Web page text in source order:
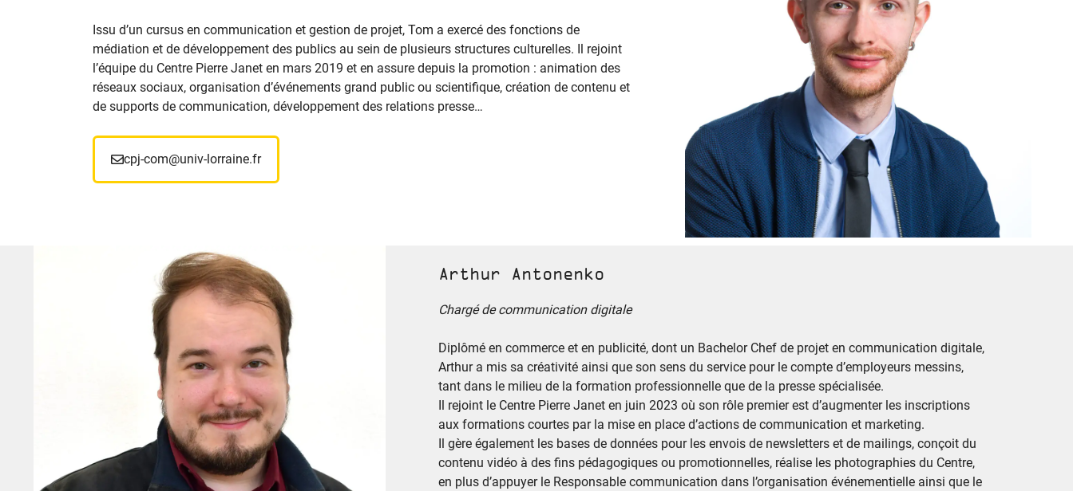
Issu d’un cursus en communication et gestion de projet, Tom a exercé des fonctions de
médiation et de développement des publics au sein de plusieurs structures culturelles. Il rejoint
l’équipe du Centre Pierre Janet en mars 2019 et en assure depuis la promotion : animation des
réseaux sociaux, organisation d’événements grand public ou scientifique, création de contenu et
de supports de communication, développement des relations presse…
cpj-com@univ-lorraine.fr
Arthur Antonenko
Chargé de communication digitale
Diplômé en commerce et en publicité, dont un Bachelor Chef de projet en communication digitale,
Arthur a mis sa créativité ainsi que son sens du service pour le compte d’employeurs messins,
tant dans le milieu de la formation professionnelle que de la presse spécialisée.
Il rejoint le Centre Pierre Janet en juin 2023 où son rôle premier est d’augmenter les inscriptions
aux formations courtes par la mise en place d’actions de communication et marketing.
Il gère également les bases de données pour les envois de newsletters et de mailings, conçoit du
contenu vidéo à des fins pédagogiques ou promotionnelles, réalise les photographies du Centre,
en plus d’appuyer le Responsable communication dans l’organisation événementielle ainsi que le